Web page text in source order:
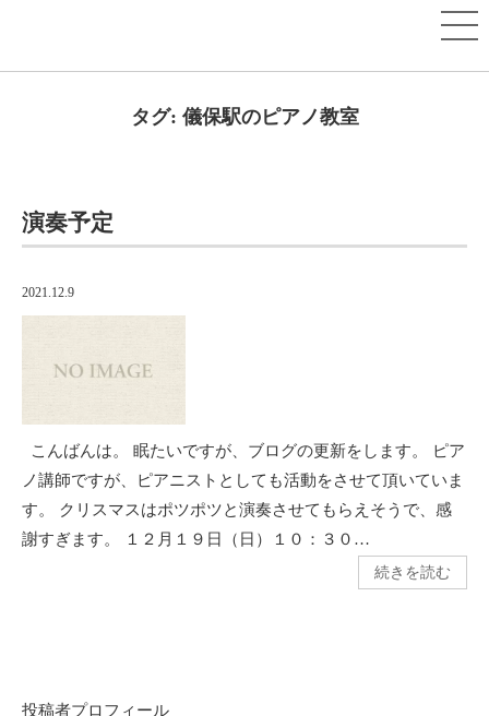
タグ: 儀保駅のピアノ教室
演奏予定
2021.12.9
こんばんは。 眠たいですが、ブログの更新をします。 ピア
ノ講師ですが、ピアニストとしても活動をさせて頂いていま
す。 クリスマスはポツポツと演奏させてもらえそうで、感
謝すぎます。 １２月１９日（日）１０：３０…
続きを読む
投稿者プロフィール